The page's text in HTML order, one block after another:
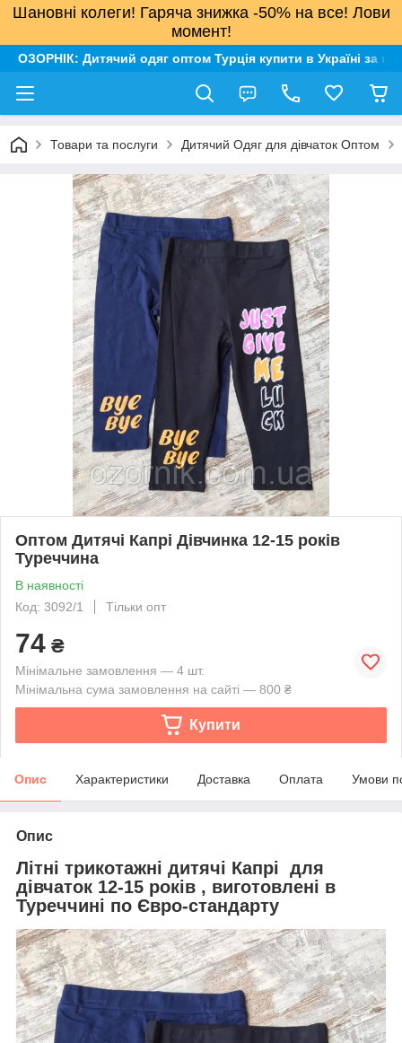
Шановні колеги! Гаряча знижка -50% на все! Лови
момент!
ОЗОРНІК: Дитячий одяг оптом Турція купити в Україні за
Товари та послуги Дитячий Одяг для дівчаток Оптом
Оптом Дитячі Капрі Дівчинка 12-15 років
Туреччина
В наявності
Код: 3092/1
Тільки опт
74 ₴
Мінімальне замовлення — 4 шт.
Мінімальна сума замовлення на сайті — 800 ₴
Купити
Опис Характеристики Доставка Оплата Умови
Опис
Літні трикотажні дитячі Капрі для
дівчаток 12-15 років , виготовлені в
Туреччині по Євро-стандарту